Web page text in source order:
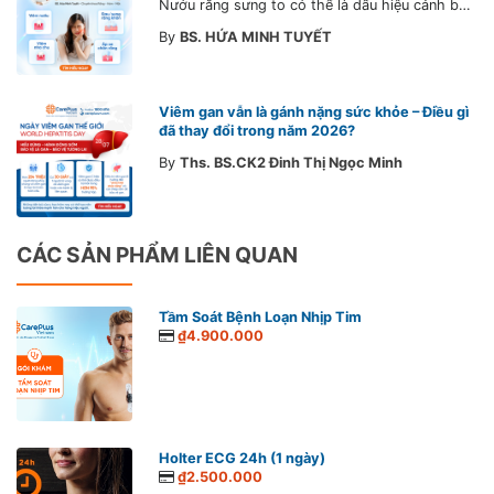
Nướu răng sưng to có thể là dấu hiệu cảnh báo bệnh lý răng miệng. Cùng Bác sĩ CarePlus tìm hiểu nguyên nhân, triệu chứng và thời điểm cần đi khám bác sĩ trong bài viết dưới đây.
By BS. HỨA MINH TUYẾT
Viêm gan vẫn là gánh nặng sức khỏe – Điều gì
đã thay đổi trong năm 2026?
By Ths. BS.CK2 Đinh Thị Ngọc Minh
CÁC SẢN PHẨM LIÊN QUAN
Tầm Soát Bệnh Loạn Nhịp Tim
₫4.900.000
Holter ECG 24h (1 ngày)
₫2.500.000